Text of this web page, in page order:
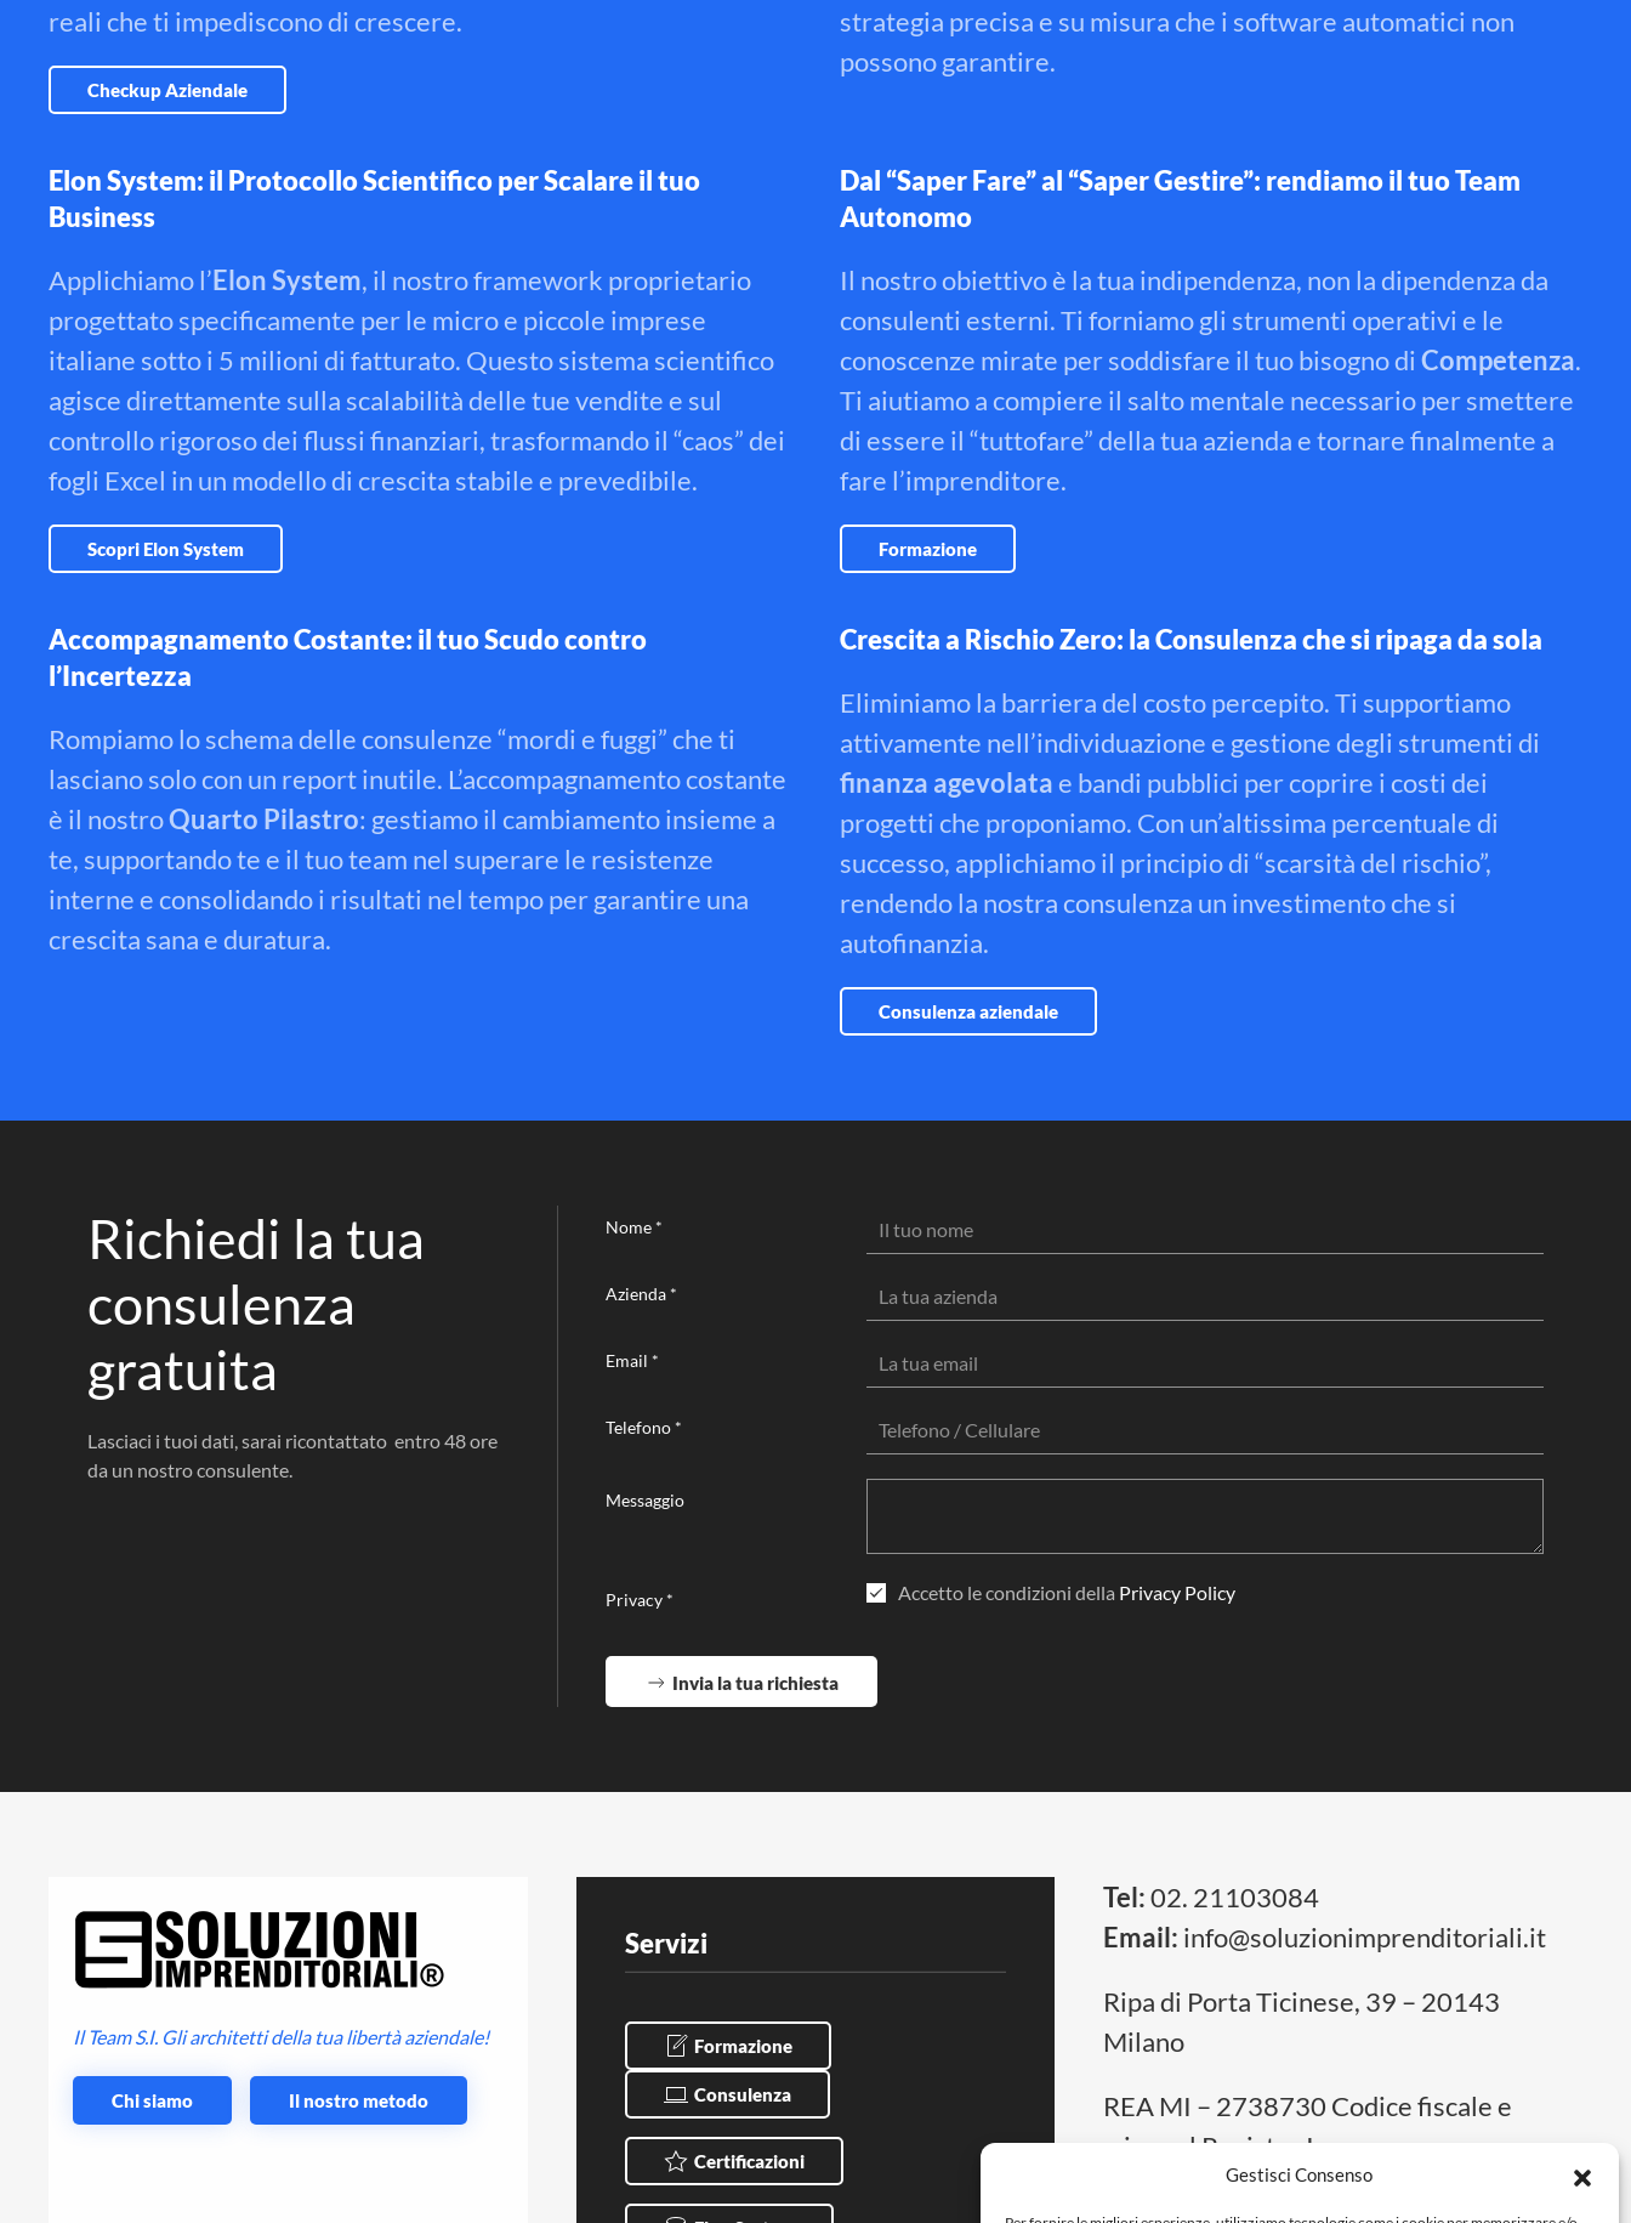
Gestisci Consenso
reali che ti impediscono di crescere.
Checkup Aziendale
strategia precisa e su misura che i software automatici non
possono garantire.
Elon System: il Protocollo Scientifico per Scalare il tuo
Business
Applichiamo l’Elon System, il nostro framework proprietario
progettato specificamente per le micro e piccole imprese
italiane sotto i 5 milioni di fatturato. Questo sistema scientifico
agisce direttamente sulla scalabilità delle tue vendite e sul
controllo rigoroso dei flussi finanziari, trasformando il “caos” dei
fogli Excel in un modello di crescita stabile e prevedibile.
Scopri Elon System
Dal “Saper Fare” al “Saper Gestire”: rendiamo il tuo Team
Autonomo
Il nostro obiettivo è la tua indipendenza, non la dipendenza da
consulenti esterni.Ti forniamo gli strumenti operativi e le
conoscenze mirate per soddisfare il tuo bisogno diCompetenza.
Ti aiutiamo a compiere il salto mentale necessario per smettere
di essere il “tuttofare” della tua azienda e tornare finalmente a
fare l’imprenditore.
Formazione
Accompagnamento Costante: il tuo Scudo contro
l’Incertezza
Rompiamo lo schema delle consulenze “mordi e fuggi” che ti
lasciano solo con un report inutile. L’accompagnamento costante
è il nostroQuarto Pilastro: gestiamo il cambiamento insieme a
te, supportando te e il tuo team nel superare le resistenze
interne e consolidando i risultati nel tempo per garantire una
crescita sana e duratura.
Crescita a Rischio Zero: la Consulenza che si ripaga da sola
Eliminiamo la barriera del costo percepito.Ti supportiamo
attivamente nell’individuazione e gestione degli strumenti di
finanza agevolatae bandi pubblici per coprire i costi dei
progetti che proponiamo. Con un’altissima percentuale di
successo, applichiamo il principio di “scarsità del rischio”,
rendendo la nostra consulenza un investimento che si
autofinanzia.
Consulenza aziendale
Richiedi la tua
consulenza
gratuita
Lasciaci i tuoi dati, sarai ricontattato entro 48 ore
da un nostro consulente.
Nome *
Azienda *
Email *
Telefono *
Messaggio
Privacy * Accetto le condizioni della Privacy Policy
Invia la tua richiesta
Il Team S.I. Gli architetti della tua libertà aziendale!
Chi siamo Il nostro metodo
Servizi
Formazione
Consulenza
Certificazioni
Tel:02. 21103084
Email: info@soluzionimprenditoriali.it
Ripa di Porta Ticinese, 39 – 20143
Milano
REA MI – 2738730 Codice fiscale e
n.iscr. al Registro Imprese:
13693040969